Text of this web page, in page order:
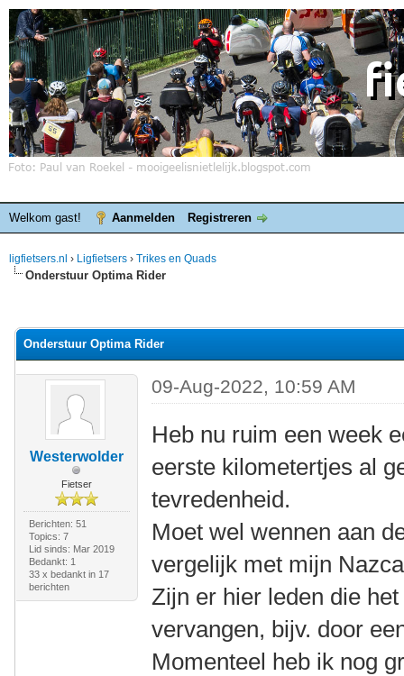
Welkom gast! Aanmelden Registreren
ligfietsers.nl › Ligfietsers › Trikes en Quads
Onderstuur Optima Rider
Onderstuur Optima Rider
Westerwolder
Fietser
Berichten: 51
Topics: 7
Lid sinds: Mar 2019
Bedankt: 1
33 x bedankt in 17
berichten
09-Aug-2022, 10:59 AM
Heb nu ruim een week
eerste kilometertjes al
tevredenheid.
Moet wel wennen aan
vergelijk met mijn
Zijn er hier leden die
vervangen, bijv. door
Momenteel heb ik nog